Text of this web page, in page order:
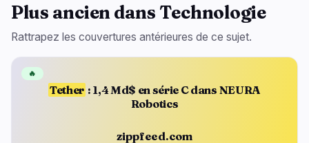
Plus ancien dans Technologie
Rattrapez les couvertures antérieures de ce sujet.
Tether : 1,4 Md$ en série C dans NEURA
Robotics
zippfeed.com
🔥